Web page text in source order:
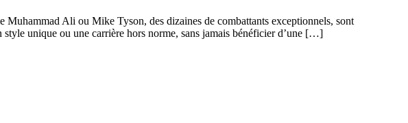
Muhammad Ali ou Mike Tyson, des dizaines de combattants exceptionnels, sont
unique ou une carrière hors norme, sans jamais bénéficier d’une […]